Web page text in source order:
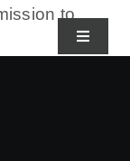
Toggle
to